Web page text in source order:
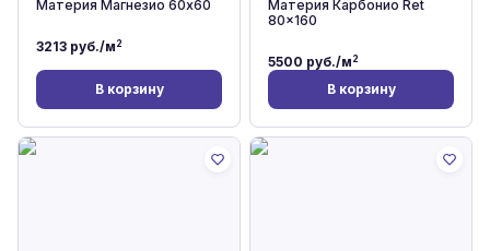
Материя Магнезио 60x60
3213 руб./м2
В корзину
Материя Карбонио Ret
80x160
5500 руб./м2
В корзину